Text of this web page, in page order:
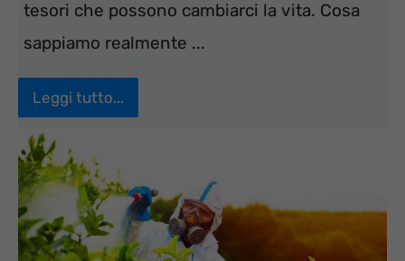
tesori che possono cambiarci la vita. Cosa
sappiamo realmente ...
Leggi tutto...